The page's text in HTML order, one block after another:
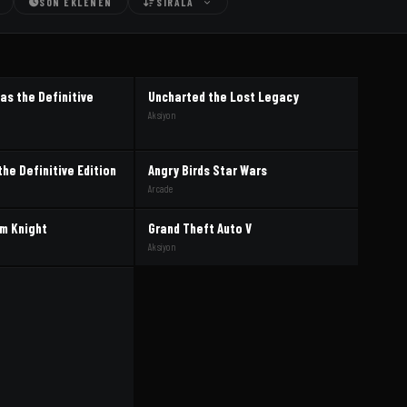
the Definitive
Uncharted the Lost Legacy
Aksiyon
Definitive Edition Angry Birds Star Wars
Arcade
Knight Grand Theft Auto V
Aksiyon